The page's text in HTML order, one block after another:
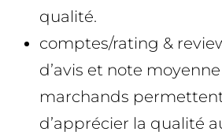
qualité.
comptes/rating &
d’avis et note
marchands permettent
d’apprécier la qualité